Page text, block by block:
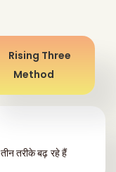
तीन तरीके बढ़ रहे हैं